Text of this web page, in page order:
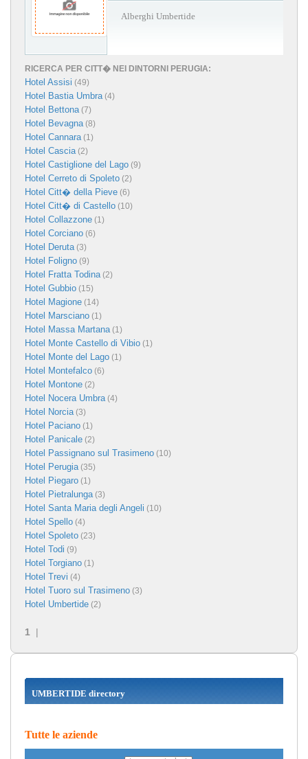
Alberghi Umbertide
RICERCA PER CITT� NEI DINTORNI PERUGIA:
Hotel Assisi (49)
Hotel Bastia Umbra(4)
Hotel Bettona(7)
Hotel Bevagna(8)
Hotel Cannara(1)
Hotel Cascia(2)
Hotel Castiglione del Lago (9)
Hotel Cerreto di Spoleto (2)
Hotel Citt� della Pieve (6)
Hotel Citt� di Castello (10)
Hotel Collazzone (1)
Hotel Corciano (6)
Hotel Deruta(3)
Hotel Foligno (9)
Hotel Fratta Todina(2)
Hotel Gubbio (15)
Hotel Magione (14)
Hotel Marsciano (1)
Hotel Massa Martana(1)
Hotel Monte Castello di Vibio (1)
Hotel Monte del Lago (1)
Hotel Montefalco (6)
Hotel Montone (2)
Hotel Nocera Umbra(4)
Hotel Norcia(3)
Hotel Paciano (1)
Hotel Panicale (2)
Hotel Passignano sul Trasimeno (10)
Hotel Perugia(35)
Hotel Piegaro (1)
Hotel Pietralunga(3)
Hotel Santa Maria degli Angeli (10)
Hotel Spello (4)
Hotel Spoleto (23)
Hotel Todi (9)
Hotel Torgiano (1)
Hotel Trevi (4)
Hotel Tuoro sul Trasimeno (3)
Hotel Umbertide (2)
1 |
UMBERTIDE directory
Tutte le aziende